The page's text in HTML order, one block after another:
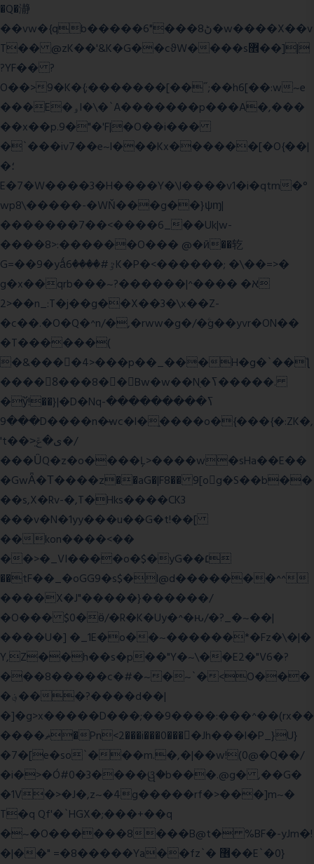
�Q�瀞
��vw�{qb�����6"���8ڻ�w����X��v
T�� @zK��'&K�G��cϑW����s޾��]|
?YF�� ?
O��>9�K�{;�������[��˝;��h6[��:w~e
���E�ۅl�\�`A�������p���A�,���
��x��p.9�"�'F|�O��i���
�`���iv7��e~l���Kx������[�O{��|
�؛
E�7�W����3�H����Y�\l����v1�i�qtm�°
wp8\�����-�WŇ���g��}ψɱ|
�������7��<����6_��Uk|w-
����8>:������O��� @�ӣ��䢀
G=��9�yǻٷ#����6K�P�<������; �\��=>�
g�x��qrb���~א� ����^|������?
2>��n_:T�j��g��X��3�\x��Z-
�c��.�O�Q�^n/�,�rww�g�/�ۧg��yvr�ON��
�T������(
�&����4>���p��_���H�g�`��ƪ
����8َ���8� �󳳦Bw�w��Nֻ�ߖ�����.
�ў!��}|�D�Nqߖ���������-
���9D����n�̶wc�l�֑����o�{���{�:ZK�,
't��>͍ى�ݝ�/
���ǙQ�z�o����Ļ>����w�sHa��E��
�GwǞ�Τ����z��aG�|F8�� 9[og�S��b��
��s,X�Rv-�,T�Hks����CK3
���v�N�1yy���u��G�t!��[
��kon����<��
��>�_VI����o�$�yG��׆
��tF��_�oGG9�s$�l@d�������^^
����X�J"�����}������/
�O��� $0�ӫ/�R�K�Uy�^�ԋ/�?_�~��|
����U�] �_1E�o��~������*�Fz�\�|�
Y,Z��h��s�p��"Y�~\��E2�"V6�?
���8�����c�#�~�~`�<O���
�؋���?����d��|
�]�g>x�����D���;��9����:���^��(rx��
����ޡ�Pn<2���i���0���𩆿�Jh���l�P_}U}
�7�[e�so`���m.�,�|��w!(0@�Q��/
�i�>�Ó#0�3����ୱ�b���.@g� ,��G�
�1V�>�J�,z~�4g�����rf�>���]m~�
T�q Qf'�`HGX�;���+��q
�~�O������8���B@t� %BF�-yJm�!
�|��" =�8�����Ya��fz`� ޶��E`�0}